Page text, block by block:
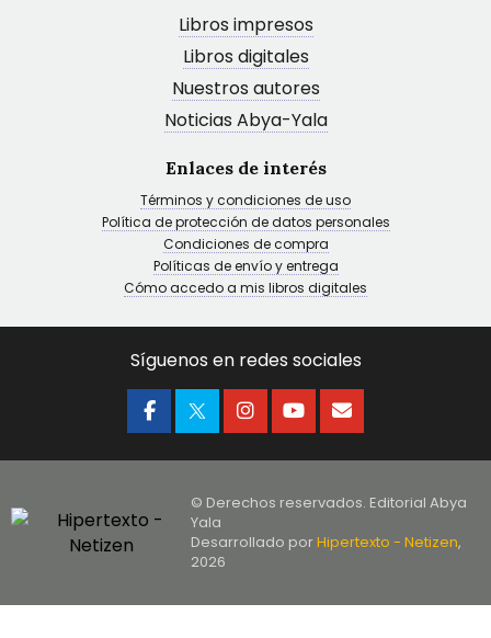
Libros impresos
Libros digitales
Nuestros autores
Noticias Abya-Yala
Enlaces de interés
Términos y condiciones de uso
Política de protección de datos personales
Condiciones de compra
Políticas de envío y entrega
Cómo accedo a mis libros digitales
Síguenos en redes sociales
© Derechos reservados. Editorial Abya
Yala
Desarrollado porHipertexto - Netizen,
2026